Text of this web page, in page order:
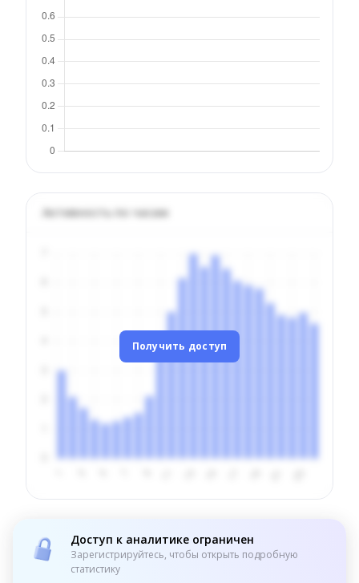
Активность по часам
Получить доступ
Доступ к аналитике ограничен
Зарегистрируйтесь, чтобы открыть подробную
статистику